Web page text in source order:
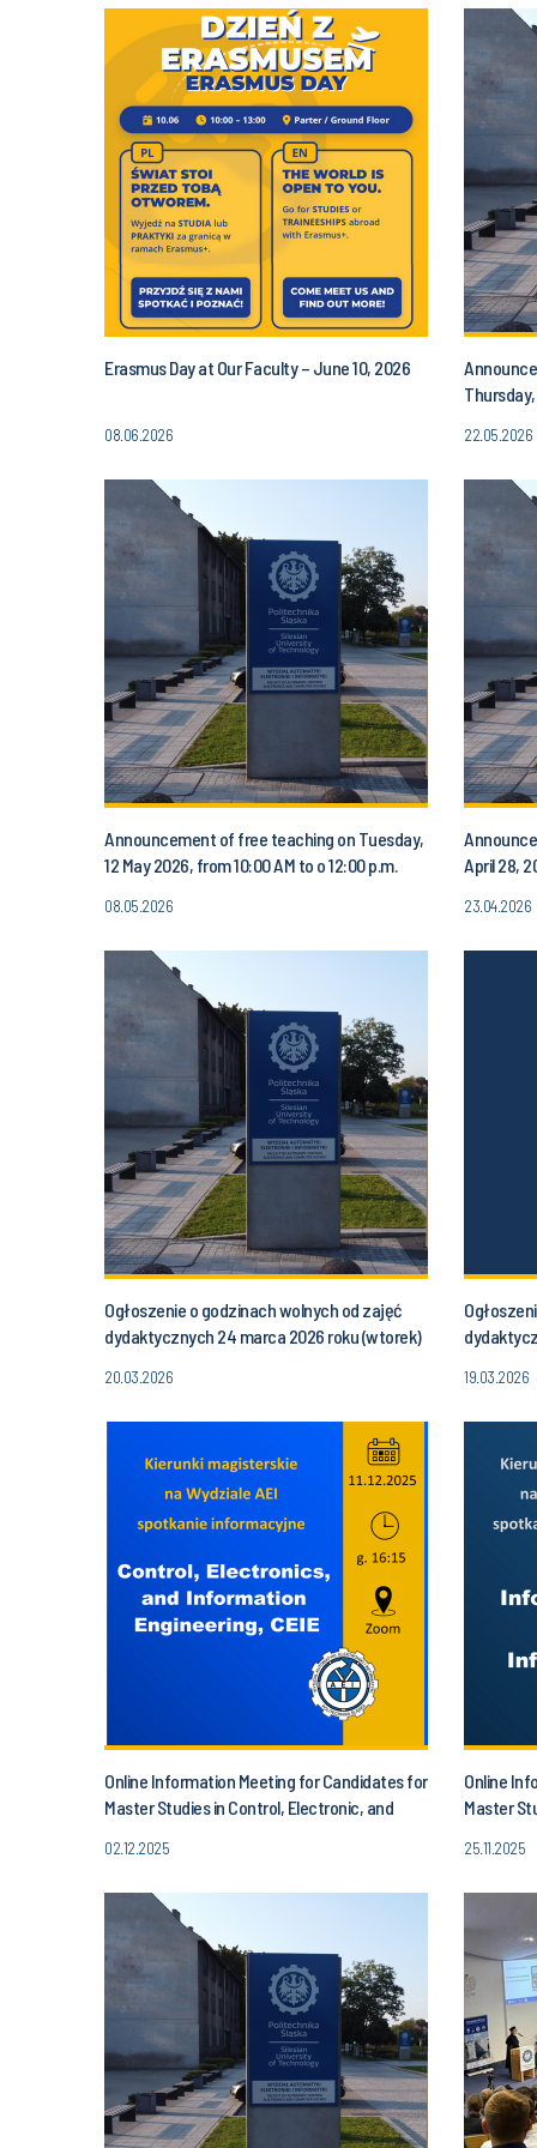
Erasmus Day at Our Faculty – June 10, 2026
08.06.2026 22.05.2026
Announcement of free teaching on Tuesday,
12 May 2026, from 10:00 AM to o 12:00 p.m.
08.05.2026
April 28,
23.04.2026
Ogłoszenie o godzinach wolnych od zajęć
dydaktycznych 24 marca 2026 roku (wtorek)
20.03.2026 19.03.2026
Online Information Meeting for Candidates for
Master Studies in Control, Electronic, and
02.12.2025
Online
Master
25.11.2025